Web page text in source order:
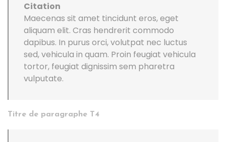
Citation
Maecenas sit amet tincidunt eros, eget
aliquam elit. Cras hendrerit commodo
dapibus. In purus orci, volutpat nec luctus
sed, vehicula in quam. Proin feugiat vehicula
tortor, feugiat dignissim sem pharetra
vulputate.
Titre de paragraphe T4